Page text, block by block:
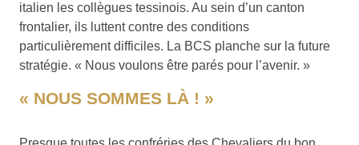
italien les collègues tessinois. Au sein d’un canton
frontalier, ils luttent contre des conditions
particulièrement difficiles. La BCS planche sur la future
stratégie. « Nous voulons être parés pour l’avenir. »
« NOUS SOMMES LÀ ! »